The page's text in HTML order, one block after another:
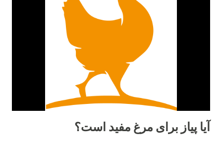
وقتي مضطرب مي شوند پَر هايشان مي ريزد. ١٢- نوك آن ها در
صورت جراحت خونريزي مي كند. ١٣- خروس براي جلب توجه مرغ
ميرقصد. ١٤- مرغ هاي مادر معلمان خوبي هستند. آن ها مي توانند به
جوجه هاي خود بياموزند چه چيزهايي براي خوردن خوب و يا بد است و
از بعضي دانه هايي كه رنگ هايشان را مي شناسند و براي آن ها بد
است دوري كنند. ١٥- بهترين دوست آن ها حمام خاك است. آن ها
آیا پیاز برای مرغ مفید است؟